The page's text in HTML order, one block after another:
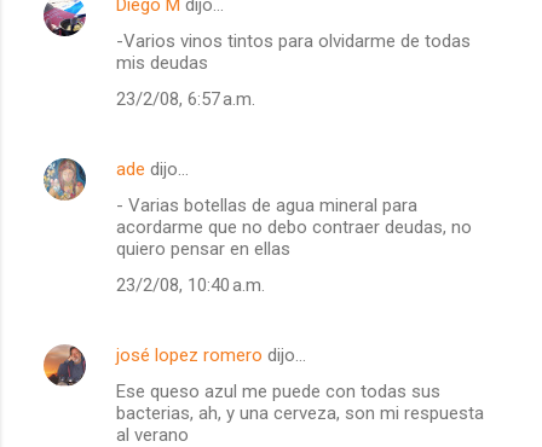
C
t
s
Diego M dijo…
-Varios vinos tintos para olvidarme de todas
mis deudas
23/2/08, 6:57 a.m.
ade dijo…
- Varias botellas de agua mineral para
acordarme que no debo contraer deudas, no
quiero pensar en ellas
23/2/08, 10:40 a.m.
josé lopez romero dijo…
Ese queso azul me puede con todas sus
bacterias, ah, y una cerveza, son mi respuesta
al verano